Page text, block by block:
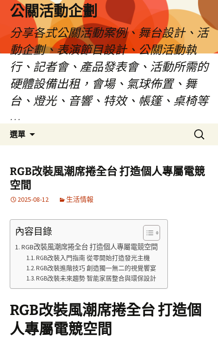
公關活動企劃
分享各式公關活動案例、舞台設計、活
動企劃、表演節目設計、公關活動執
行、記者會、產品發表會、活動所需的
硬體設備出租，會場、氣球佈置、舞
台、燈光、音響、特效、帳篷、桌椅等
…
選單
要
內
搜
尋
鍵
字:
RGB改裝風潮席捲全台 打造個人專屬電競
空間
2025-08-12 生活情報
內容目錄
RGB改裝風潮席捲全台 打造個人專屬電競空間
RGB改裝入門指南 從零開始打造發光主機
RGB改裝進階技巧 創造獨一無二的視覺饗宴
RGB改裝未來趨勢 智能家居整合與環保設計
RGB改裝風潮席捲全台 打造個
人專屬電競空間